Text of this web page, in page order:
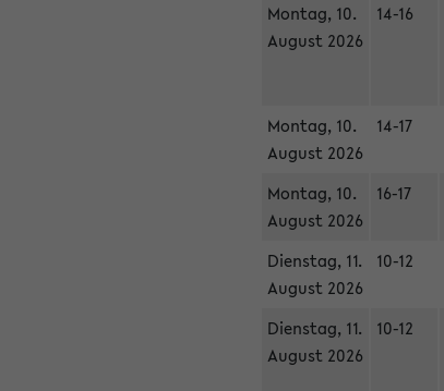
Montag, 10.
August 2026
14-16
Montag, 10.
August 2026
14-17
Montag, 10.
August 2026
16-17
Dienstag, 11.
August 2026
10-12
Dienstag, 11.
August 2026
10-12